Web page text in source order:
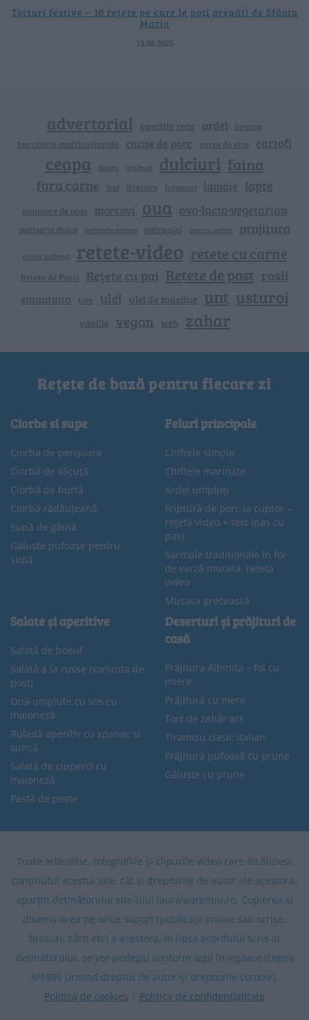
Torturi festive – 10 rețete pe care le poți pregăti de Sfânta
Maria
13.08.2025
advertorial aperitiv rece ardei branza
bucataria multiculturala carne de porc carne de vita cartofi
ceapa desert dovlecei dulciuri faina
fara carne free friptura fursecuri lamaie lapte
mancare de post morcovi oua ovo-lacto-vegetarian
patiserie dulce patiserie sarata patrunjel pentru iarna prajitura
reteta italiana retete-video retete cu carne
Retete de Pasti Rețete cu pui Rețete de post rosii
smantana tort ulei ulei de masline unt usturoi
vanilie vegan web zahar
Rețete de bază pentru fiecare zi
Ciorbe si supe
Ciorba de perișoare
Ciorbă de văcuță
Ciorbă de burtă
Ciorbă rădăuțeană
Supă de găină
Găluște pufoase pentru
supă
Feluri principale
Chiftele simple
Chiftele marinate
Ardei umpluți
Friptură de porc la cuptor –
rețetă video + text (pas cu
pas)
Sarmale tradiționale în foi
de varză murată, rețetă
video
Musaca grecească
Salate și aperitive
Salată de boeuf
Salată a la russe (varianta de
post)
Ouă umplute cu sos cu
maioneză
Ruladă aperitiv cu spanac și
șuncă
Salată de ciuperci cu
maioneză
Pastă de pește
Deserturi și prăjituri de
casă
Prăjitura Albinița – foi cu
miere
Prăjitură cu mere
Tort de zahăr ars
Tiramisu clasic italian
Prăjitură pufoasă cu prune
Găluște cu prune
Toate articolele, fotografiile și clipurile video care alcătuiesc
conținutul acestui site, cât și drepturile de autor ale acestora,
aparțin deținătorului site-ului lauralaurentiu.ro. Copierea și
diseminarea pe orice suport (publicații online sau scrise,
broșuri, cărți etc) a acestora, în lipsa acordului scris al
deținătorului, se vor pedepsi conform legii în vigoare (Legea
8/1996 privind dreptul de autor și drepturile conexe).
Politica de cookies | Politica de confidentialitate